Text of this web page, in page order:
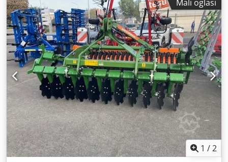
Mali oglasi
1 /2